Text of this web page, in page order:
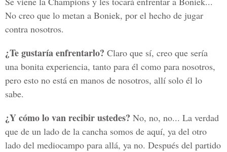
No creo que lo metan a Boniek, por el hecho de jugar
contra nosotros.
¿Te gustaría enfrentarlo? Claro que sí, creo que sería
una bonita experiencia, tanto para él como para nosotros,
pero esto no está en manos de nosotros, allí solo él lo
sabe.
¿Y cómo lo van recibir ustedes? No, no, no... La verdad
que de un lado de la cancha somos de aquí, ya del otro
lado del mediocampo para allá, ya no. Después del partido